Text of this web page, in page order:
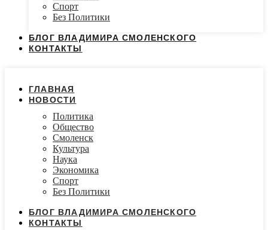
Спорт
Без Политики
БЛОГ ВЛАДИМИРА СМОЛЕНСКОГО
КОНТАКТЫ
ГЛАВНАЯ
НОВОСТИ
Политика
Общество
Смоленск
Культура
Наука
Экономика
Спорт
Без Политики
БЛОГ ВЛАДИМИРА СМОЛЕНСКОГО
КОНТАКТЫ